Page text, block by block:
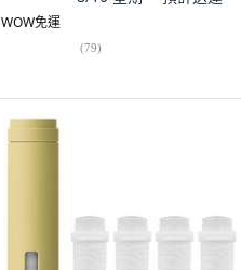
WOW免運
(79)